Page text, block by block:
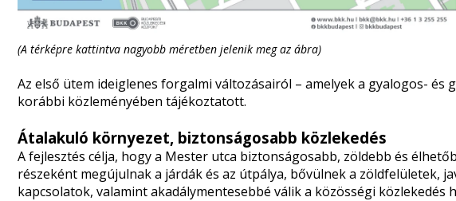
(A térképre kattintva nagyobb méretben jelenik meg az ábra)
Az első ütem ideiglenes forgalmi változásairól – amelyek a gyalogos- és
korábbi közleményében tájékoztatott.
Átalakuló környezet, biztonságosabb közlekedés
A fejlesztés célja, hogy a Mester utca biztonságosabb, zöldebb és
részeként megújulnak a járdák és az útpálya, bővülnek a zöldfelületek,
kapcsolatok, valamint akadálymentesebbé válik a közösségi közlekedés